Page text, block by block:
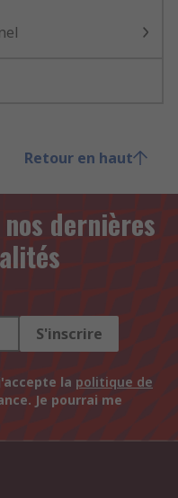
Retour en haut
dernières
S'inscrire
la politique de
Je pourrai me